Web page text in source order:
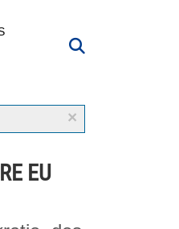
×
EU